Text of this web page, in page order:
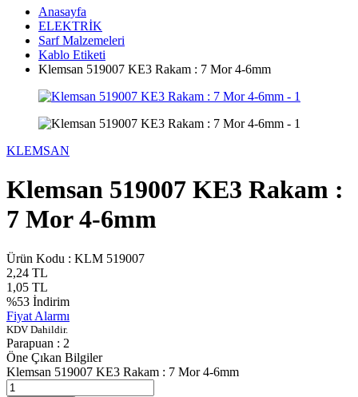
Anasayfa
ELEKTRİK
Sarf Malzemeleri
Kablo Etiketi
Klemsan 519007 KE3 Rakam : 7 Mor 4-6mm
KLEMSAN
Klemsan 519007 KE3 Rakam :
7 Mor 4-6mm
Ürün Kodu : KLM 519007
2,24 TL
1,05 TL
%53 İndirim
Fiyat Alarmı
KDV Dahildir.
Parapuan : 2
Öne Çıkan Bilgiler
Klemsan 519007 KE3 Rakam : 7 Mor 4-6mm